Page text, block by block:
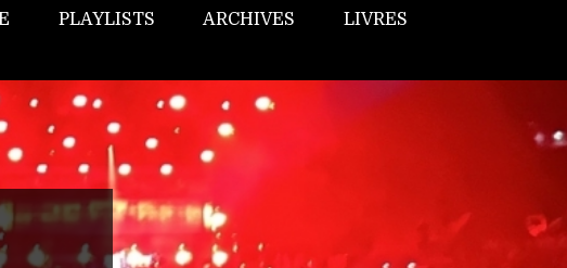
PLAYLISTS ARCHIVES LIVRES